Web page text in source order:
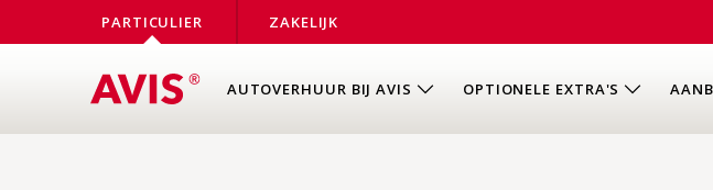
PARTICULIER ZAKELIJK
AUTOVERHUUR BIJ AVIS OPTIONELE EXTRA'S